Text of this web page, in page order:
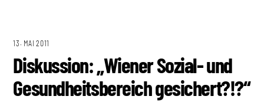
13. MAI 2011
Diskussion: „Wiener Sozial- und
Gesundheitsbereich gesichert?!?“